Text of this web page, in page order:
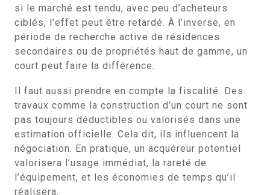
si le marché est tendu, avec peu d’acheteurs
ciblés, l’effet peut être retardé. À l’inverse, en
période de recherche active de résidences
secondaires ou de propriétés haut de gamme, un
court peut faire la différence.
Il faut aussi prendre en compte la fiscalité. Des
travaux comme la construction d’un court ne sont
pas toujours déductibles ou valorisés dans une
estimation officielle. Cela dit, ils influencent la
négociation. En pratique, un acquéreur potentiel
valorisera l’usage immédiat, la rareté de
l’équipement, et les économies de temps qu’il
réalisera.